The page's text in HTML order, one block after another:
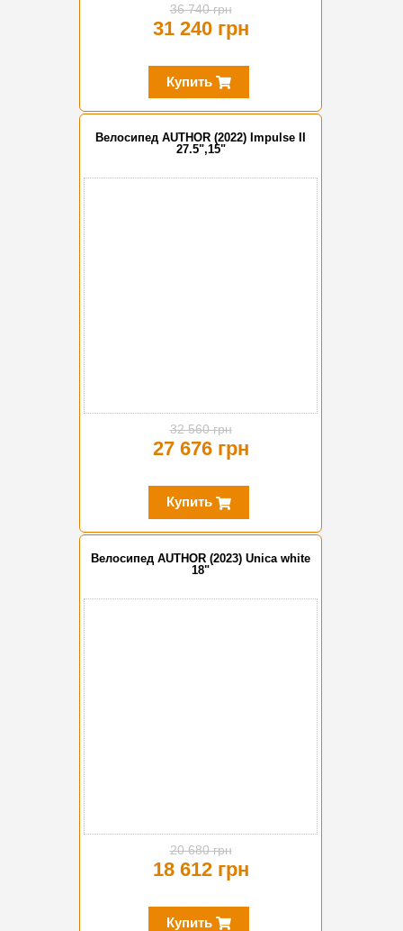
36 740 грн
31 240 грн
Купить
Велосипед AUTHOR (2022) Impulse II
27.5",15"
32 560 грн
27 676 грн
Купить
Велосипед AUTHOR (2023) Unica white
18"
20 680 грн
18 612 грн
Купить